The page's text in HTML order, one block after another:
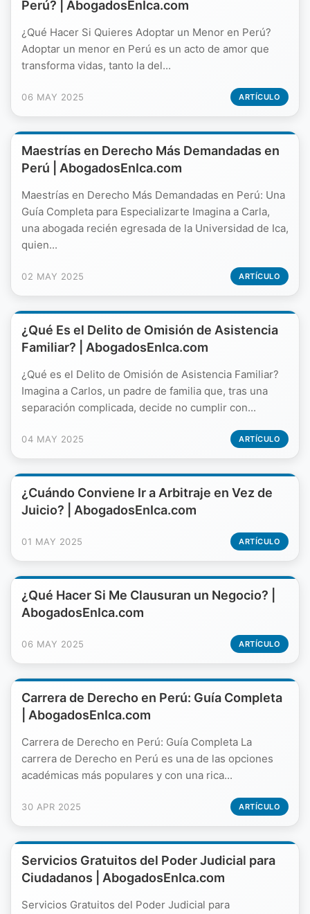
Perú? | AbogadosEnIca.com
¿Qué Hacer Si Quieres Adoptar un Menor en Perú?
Adoptar un menor en Perú es un acto de amor que
transforma vidas, tanto la del...
06 MAY 2025 ARTÍCULO
Maestrías en Derecho Más Demandadas en
Perú | AbogadosEnIca.com
Maestrías en Derecho Más Demandadas en Perú: Una
Guía Completa para Especializarte Imagina a Carla,
una abogada recién egresada de la Universidad de Ica,
quien...
02 MAY 2025 ARTÍCULO
¿Qué Es el Delito de Omisión de Asistencia
Familiar? | AbogadosEnIca.com
¿Qué es el Delito de Omisión de Asistencia Familiar?
Imagina a Carlos, un padre de familia que, tras una
separación complicada, decide no cumplir con...
04 MAY 2025 ARTÍCULO
¿Cuándo Conviene Ir a Arbitraje en Vez de
Juicio? | AbogadosEnIca.com
01 MAY 2025 ARTÍCULO
¿Qué Hacer Si Me Clausuran un Negocio? |
AbogadosEnIca.com
06 MAY 2025 ARTÍCULO
Carrera de Derecho en Perú: Guía Completa
| AbogadosEnIca.com
Carrera de Derecho en Perú: Guía Completa La
carrera de Derecho en Perú es una de las opciones
académicas más populares y con una rica...
30 APR 2025 ARTÍCULO
Servicios Gratuitos del Poder Judicial para
Ciudadanos | AbogadosEnIca.com
Servicios Gratuitos del Poder Judicial para